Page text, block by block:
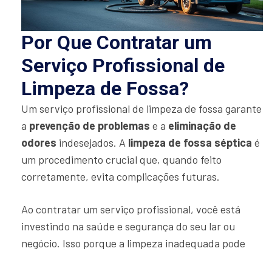
Por Que Contratar um
Serviço Profissional de
Limpeza de Fossa?
Um serviço profissional de limpeza de fossa garante
a prevenção de problemas e a eliminação de
odores indesejados. A limpeza de fossa séptica é
um procedimento crucial que, quando feito
corretamente, evita complicações futuras.
Ao contratar um serviço profissional, você está
investindo na saúde e segurança do seu lar ou
negócio. Isso porque a limpeza inadequada pode